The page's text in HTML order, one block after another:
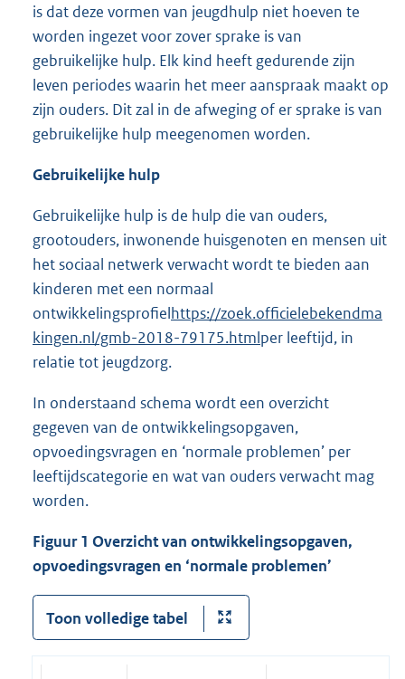
is dat deze vormen van jeugdhulp niet hoeven te
worden ingezet voor zover sprake is van
gebruikelijke hulp. Elk kind heeft gedurende zijn
leven periodes waarin het meer aanspraak maakt op
zijn ouders. Dit zal in de afweging of er sprake is van
gebruikelijke hulp meegenomen worden.
Gebruikelijke hulp
Gebruikelijke hulp is de hulp die van ouders,
grootouders, inwonende huisgenoten en mensen uit
het sociaal netwerk verwacht wordt te bieden aan
kinderen met een normaal
ontwikkelingsprofielhttps://zoek.officielebekendma
kingen.nl/gmb-2018-79175.htmlper leeftijd, in
relatie tot jeugdzorg.
In onderstaand schema wordt een overzicht
gegeven van de ontwikkelingsopgaven,
opvoedingsvragen en ‘normale problemen’ per
leeftijdscategorie en wat van ouders verwacht mag
worden.
Figuur 1 Overzicht van ontwikkelingsopgaven,
opvoedingsvragen en ‘normale problemen’
Toon volledige tabel